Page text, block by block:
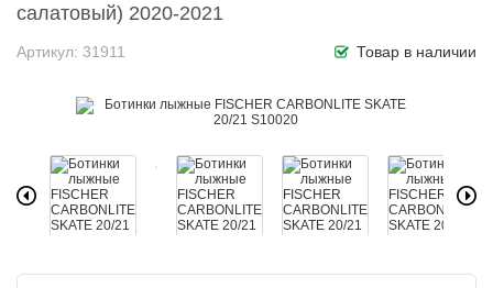
салатовый) 2020-2021
Артикул: 31911 Товар в наличии